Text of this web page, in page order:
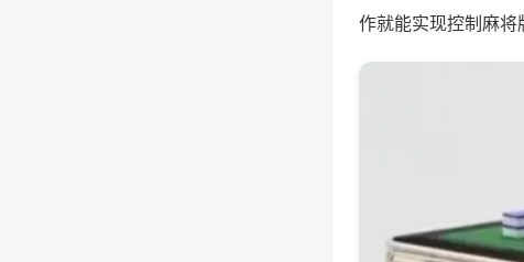
作就能实现控制麻将